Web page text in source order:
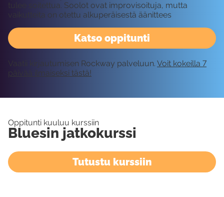
Katso oppitunti
tulee soitettua. Soolot ovat improvisoituja, mutta
vaikutteita on otettu alkuperäisestä äänittees
Vaatii kirjautumisen Rockway palveluun. Voit kokeilla 7
päivää ilmaiseksi tästä!
Oppitunti kuuluu kurssiin
Bluesin jatkokurssi
Tutustu kurssiin